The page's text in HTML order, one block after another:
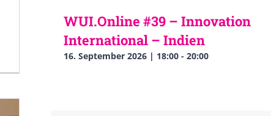
WUI.Online #39 – Innovation
International – Indien
16. September 2026 | 18:00- 20:00